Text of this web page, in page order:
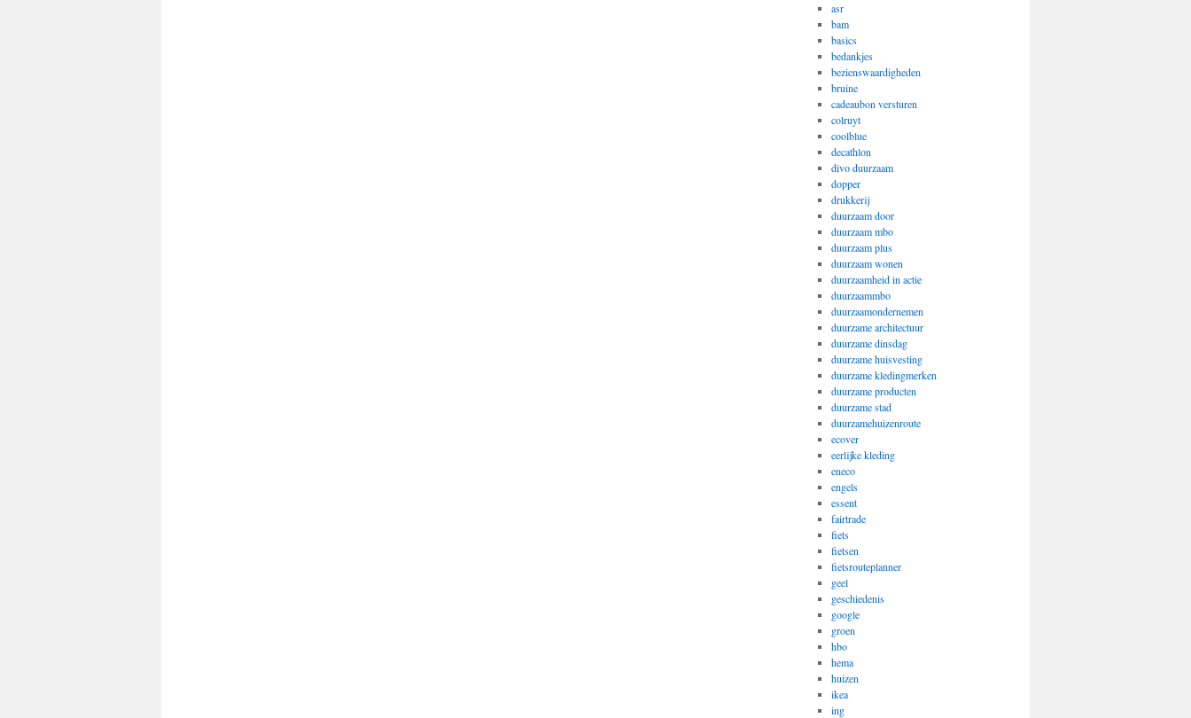
asr
bam
basics
bedankjes
bezienswaardigheden
bruine
cadeaubon versturen
colruyt
coolblue
decathlon
divo duurzaam
dopper
drukkerij
duurzaam door
duurzaam mbo
duurzaam plus
duurzaam wonen
duurzaamheid in actie
duurzaammbo
duurzaamondernemen
duurzame architectuur
duurzame dinsdag
duurzame huisvesting
duurzame kledingmerken
duurzame producten
duurzame stad
duurzamehuizenroute
ecover
eerlijke kleding
eneco
engels
essent
fairtrade
fiets
fietsen
fietsrouteplanner
geel
geschiedenis
google
groen
hbo
hema
huizen
ikea
ing